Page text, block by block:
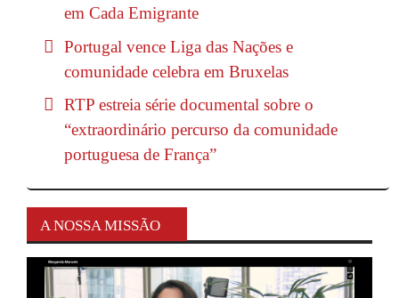
em Cada Emigrante
Portugal vence Liga das Nações e
comunidade celebra em Bruxelas
RTP estreia série documental sobre o
“extraordinário percurso da comunidade
portuguesa de França”
A NOSSA MISSÃO